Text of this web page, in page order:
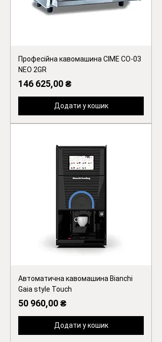
Професійна кавомашина CIME CO-03
NEO 2GR
Ціна
146 625,00 ₴
Додати у кошик
Автоматична кавомашина Bianchi
Gaia style Touch
Ціна
50 960,00 ₴
Додати у кошик